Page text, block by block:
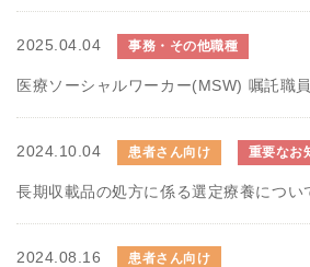
2025.04.04 事務・その他職種
医療ソーシャルワーカー(MSW) 嘱託職
2024.10.04 患者さん向け 重要なお
長期収載品の処方に係る選定療養につい
2024.08.16 患者さん向け